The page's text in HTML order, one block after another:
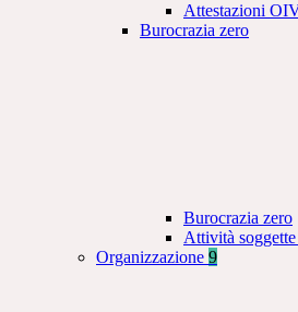
Attestazioni
Burocrazia zero
Burocrazia zero
Attività
Organizzazione 9